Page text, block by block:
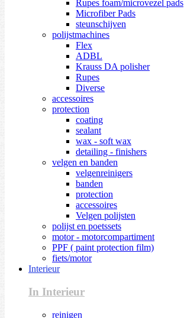
Rupes foam/microvezel pads
Microfiber Pads
steunschijven
polijstmachines
Flex
ADBL
Krauss DA polisher
Rupes
Diverse
accessoires
protection
coating
sealant
wax - soft wax
detailing - finishers
velgen en banden
velgenreinigers
banden
protection
accessoires
Velgen polijsten
polijst en poetssets
motor - motorcompartiment
PPF ( paint protection film)
fiets/motor
Interieur
In Interieur
reinigen